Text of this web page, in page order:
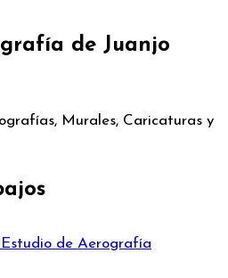
de Juanjo
Murales, Caricaturas y